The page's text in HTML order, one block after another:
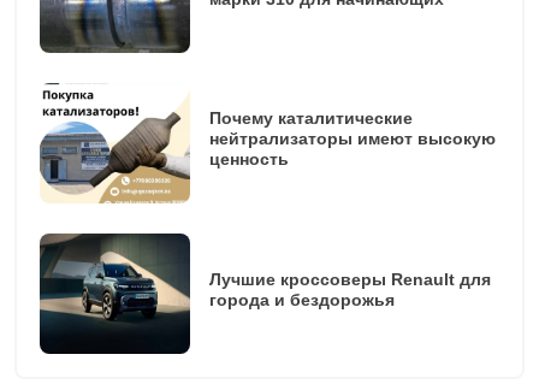
Почему каталитические
нейтрализаторы имеют высокую
ценность
Лучшие кроссоверы Renault для
города и бездорожья